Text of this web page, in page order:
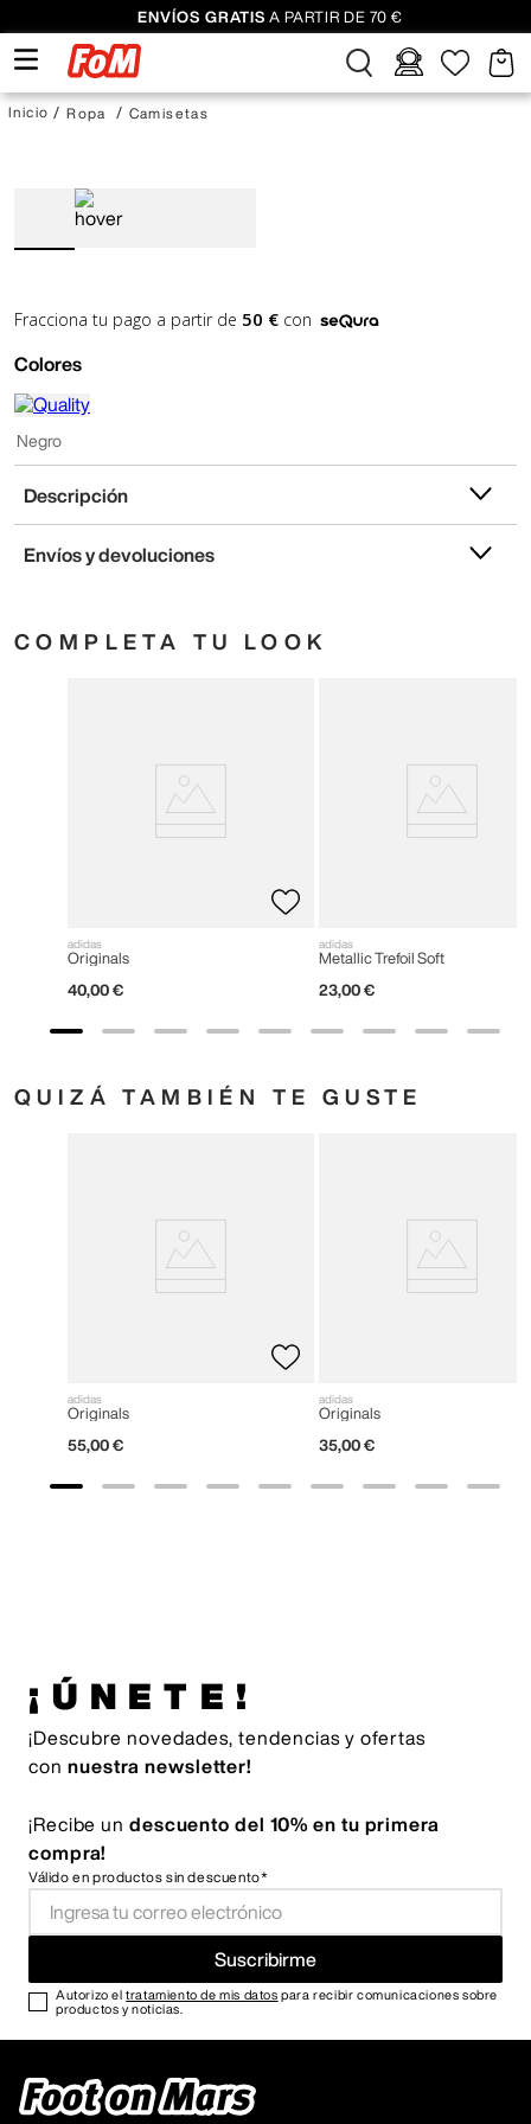
ENVÍOS GRATIS A PARTIR DE 70 €
Ropa Camisetas
Fracciona tu pago a partir de 50 € con
Colores
Negro
Descripción
Envíos y devoluciones
COMPLETA TU LOOK
adidas
Originals
40,00 €
adidas
Metallic Trefoil Soft
23,00 €
QUIZÁ TAMBIÉN TE GUSTE
adidas
Originals
55,00 €
adidas
Originals
35,00 €
¡ÚNETE!
¡Descubre novedades, tendencias y ofertas
con nuestra newsletter!
¡Recibe un descuento del 10% en tu primera
compra!
Válido en productos sin descuento*
Suscribirme
Autorizo eltratamiento de mis datos para recibir comunicaciones sobre
productos y noticias.